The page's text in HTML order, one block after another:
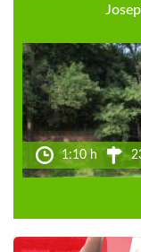
1:10 h